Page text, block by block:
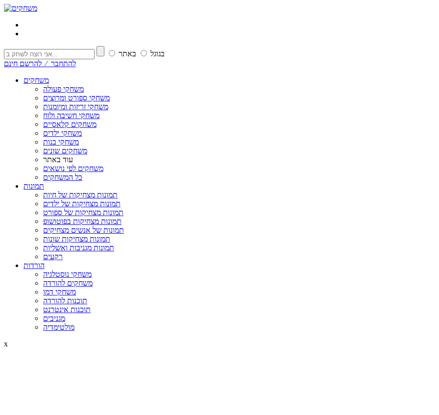
בגוגל
באתר
להתחבר ⁄ להרשם חינם
משחקים
משחקי פעולה
משחקי ספורט ומרוצים
משחקי זריזות ומיומנות
משחקי חשיבה ולוח
משחקים קלאסיים
משחקי ילדים
משחקי בנות
משחקים שונים
עוד באתר
משחקים לפי נושאים
כל המשחקים
תמונות
תמונות מצחיקות של חיות
תמונות מצחיקות של ילדים
תמונות מצחיקות של ספורט
תמונות מצחיקות בפוטושופ
תמונות של אנשים מצחיקים
תמונות מצחיקות שונות
תמונות מגניבות ואשליות
רקעים
הורדות
משחקי נוסטלגיה
משחקים להורדה
משחקי דמו
תוכנות להורדה
תוכנות אינטרנט
מגניבים
מולטימדיה
x